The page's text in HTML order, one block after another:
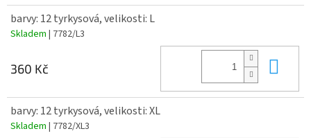
barvy: 12 tyrkysová, velikosti: L
Skladem | 7782/L3
360 Kč
barvy: 12 tyrkysová, velikosti: XL
Skladem | 7782/XL3